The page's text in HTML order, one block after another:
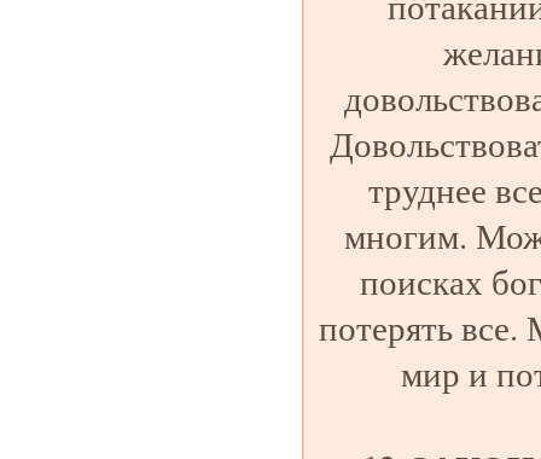
труднее
многим.
поисках
потерять
мир и